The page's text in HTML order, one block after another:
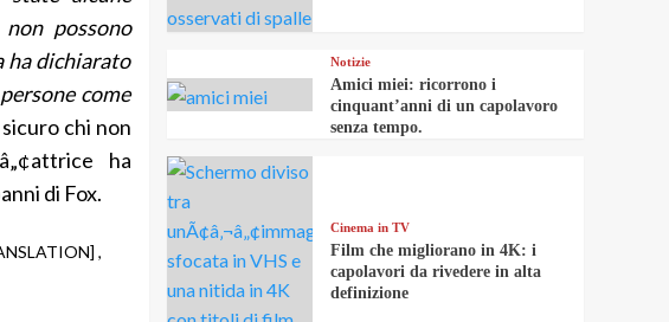
possono
ha dichiarato
come
chi non
ha
di Fox.
,
Notizie
Amici miei: ricorrono i
cinquant’anni di un capolavoro
senza tempo.
Cinema in TV
Film che migliorano in 4K: i
capolavori da rivedere in alta
definizione